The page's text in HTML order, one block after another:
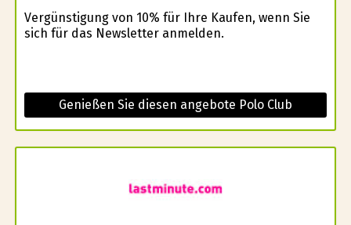
Vergünstigung von 10% für Ihre Kaufen, wenn Sie
sich für das Newsletter anmelden.
Genießen Sie diesen angebote Polo Club